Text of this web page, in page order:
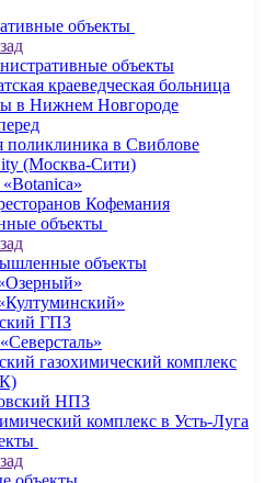
объекты
объекты
краеведческая больница
в Нижнем Новгороде
поликлиника в Свиблове
(Москва-Сити)
Кофемания
объекты
объекты
ГПЗ
газохимический комплекс
НПЗ
комплекс в Усть-Луга